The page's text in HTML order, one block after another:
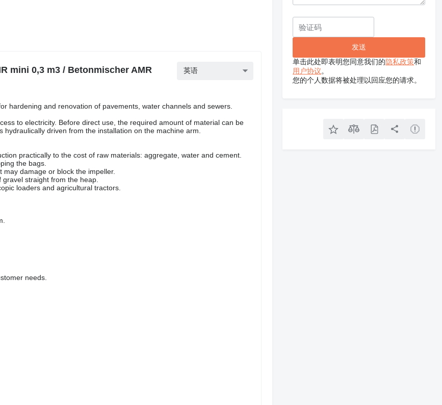
mini 0,3 m3 / Betonmischer AMR
英语
hardening and renovation of pavements, water channels and sewers.
to electricity. Before direct use, the required amount of material can be
driven from the installation on the machine arm.
practically to the cost of raw materials: aggregate, water and cement.
the bags.
damage or block the impeller.
straight from the heap.
loaders and agricultural tractors.
needs.
单击此处即表明您同意我们的隐私政策和
用户协议。
您的个人数据将被处理以回应您的请求。